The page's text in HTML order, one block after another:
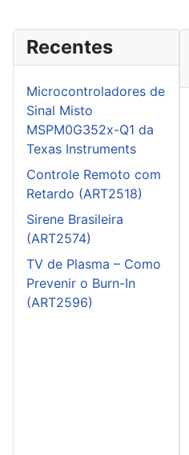
Recentes
Microcontroladores de
Sinal Misto
MSPM0G352x-Q1 da
Texas Instruments
Controle Remoto com
Retardo (ART2518)
Sirene Brasileira
(ART2574)
TV de Plasma – Como
Prevenir o Burn-In
(ART2596)